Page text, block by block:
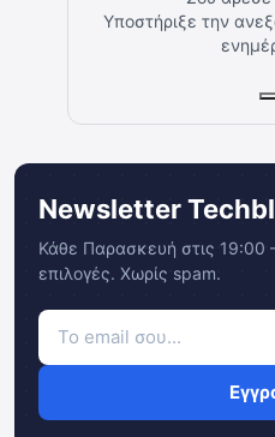
Υποστήριξε την
Newsletter
Κάθε Παρασκευή στις
επιλογές. Χωρίς spam.